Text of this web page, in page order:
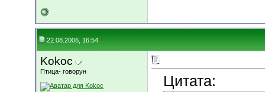
22.08.2006, 16:54
Kokoc
Птица- говорун
Цитата: